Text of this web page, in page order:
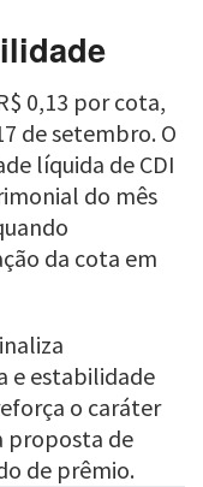
0,13 por cota,
de setembro. O
líquida de CDI
do mês
da cota em
e estabilidade
o caráter
proposta de
de prêmio.